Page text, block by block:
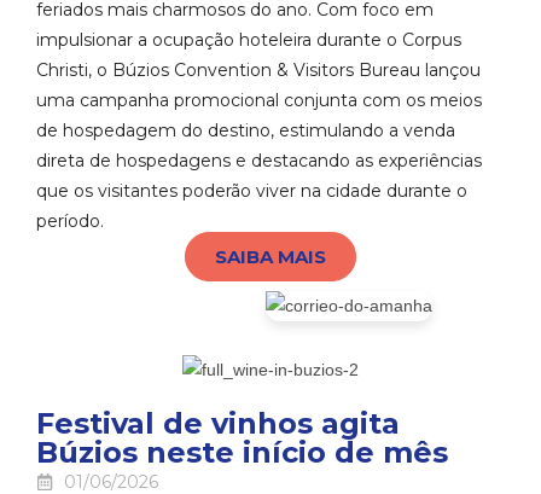
feriados mais charmosos do ano. Com foco em
impulsionar a ocupação hoteleira durante o Corpus
Christi, o Búzios Convention & Visitors Bureau lançou
uma campanha promocional conjunta com os meios
de hospedagem do destino, estimulando a venda
direta de hospedagens e destacando as experiências
que os visitantes poderão viver na cidade durante o
período.
SAIBA MAIS
Festival de vinhos agita
Búzios neste início de mês
01/06/2026